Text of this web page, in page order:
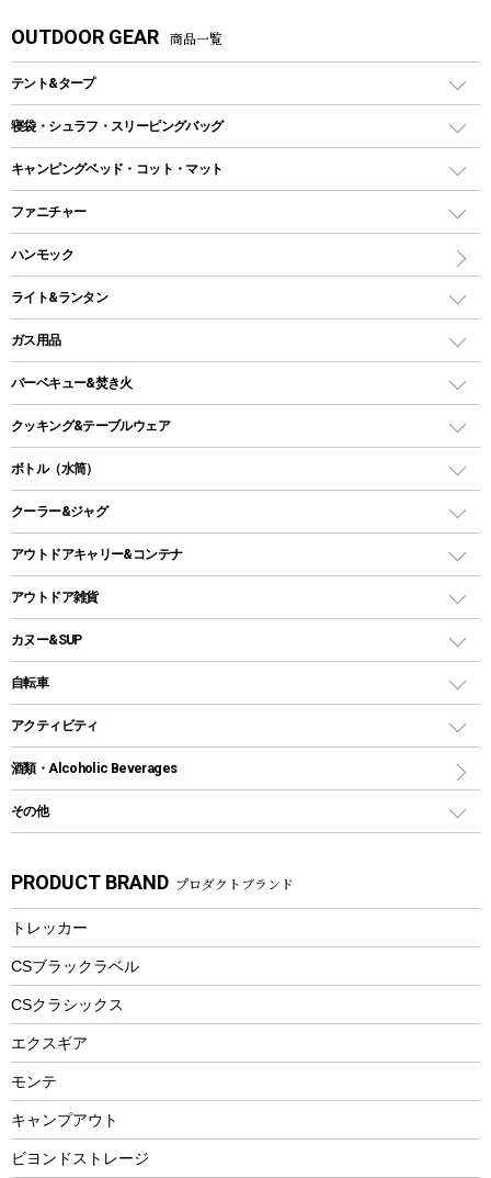
OUTDOOR GEAR 商品一覧
テント&タープ
テント
ツールームテント
ワンポールテント
シェルターテント
ロッジ型・オリジナルテント
タープ
スクエアタープ（レクタタープ）
メッシュタープ
自立式タープ
パラソル
テントアクセサリー
ペグ
グランドシート
ガイドロープ
ツール
寝袋・シュラフ・スリーピングバッグ
レクタングラー型（封筒型）シュラフ
インナーシュラフ
キャンピングベッド・コット・マット
キャンピングベッド・コット
インフレータブルマット
ファニチャー
アウトドアテーブル
レジャーシート
ハンモック
ライト&ランタン
LEDランタン
ガスランタン
オイルランタン
LEDライト
ヘッドライト
キャンドル
ガス用品
ガスバーナー
ガス缶
ガストーチ、ライター
バーベキュー&焚き火
バーベキューコンロ、グリル
焚き火台タイプ（ロースタイル）グリル
卓上タイプグリル
パーティータイプグリル
鉄板、アミ
焚き火台&ストーブ
火起こし
バーベキューツール
クッキング&テーブルウェア
ダッチオーブン
ホットサンドメーカー
クッカーセット
シェラカップ
クッキングツール
ナイフ
カトラリー
マグカップ、カップ
ステンレスボトル
フードボトル
トレー
ランチョンマット
ランチボックス
ボトル（水筒）
ステンレスボトル
コップ付きタイプ
ワンタッチタイプ
プラスチックボトル
ディズニーボトル
クーラー&ジャグ
クーラーボックス
クーラーバッグ
ウォータージャグ
保冷剤
アウトドアキャリー&コンテナ
アウトドアキャリー
アウトドア雑貨
バックパック&バッグ
リュック、バックパック
トートバッグ、サコッシュ
ショッピングキャリー
その他アウトドア雑貨
スプレー関係
ツール、他
カヌー&SUP
インフレータブル
カヤック
パドル
ヘルメット
エアーポンプ
アクセサリー
自転車
折りたたみ自転車
スポーツサイクル
シティサイクル
自転車ウェア
アクティビティ
マリン
ラッシュガード
パラソル
フローティングベスト
ヘルメット
エアーポンプ
ビーチテント
ウィンター
スノーシュー
防寒ウェア
酒類・Alcoholic Beverages
その他
湯たんぽ
防災用品
PRODUCT BRAND プロダクトブランド
トレッカー
CSブラックラベル
CSクラシックス
エクスギア
モンテ
キャンプアウト
ビヨンドストレージ